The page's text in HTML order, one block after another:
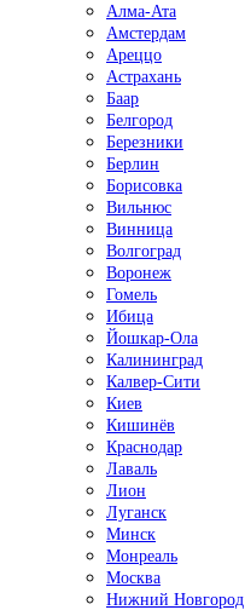
Алма-Ата
Амстердам
Ареццо
Астрахань
Баар
Белгород
Березники
Берлин
Борисовка
Вильнюс
Винница
Волгоград
Воронеж
Гомель
Ибица
Йошкар-Ола
Калининград
Калвер-Сити
Киев
Кишинёв
Краснодар
Лаваль
Лион
Луганск
Минск
Монреаль
Москва
Нижний Новгород